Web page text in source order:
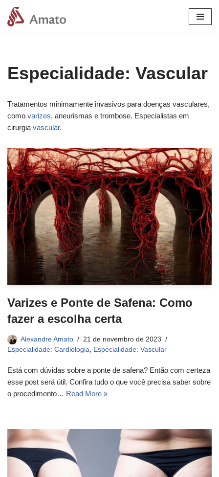
Pular
Especialidade: Vascular
Tratamentos minimamente invasivos para doenças vasculares,
como varizes, aneurismas e trombose. Especialistas em
cirurgia vascular.
Varizes e Ponte de Safena: Como
fazer a escolha certa
Alexandre Amato
21 de novembro de 2023
Especialidade: Cardiologia
Especialidade: Vascular
Está com dúvidas sobre a ponte de safena? Então com certeza
esse post será útil. Confira tudo o que você precisa saber sobre
o procedimento… Read More »